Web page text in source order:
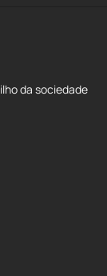
da sociedade